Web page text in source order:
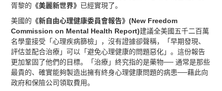
胥黎的 《美麗新世界》 已經實現了。
美國的 《新自由心理健康委員會報告》(New Freedom
Commission on Mental Health Report)建議全美國五千二百萬
名學童接受「心理疾病篩檢」，沒有證據卻聲稱，「早期發現、
評估並配合治療」可以「避免心理健康的問題惡化」。這份報告
更加鞏固了他們的目標。「治療」終究指的是藥物── 通常是那些
最貴的、確實能夠製造出擁有終身心理健康問題的病患──藉此向
政府和保險公司領取費用。